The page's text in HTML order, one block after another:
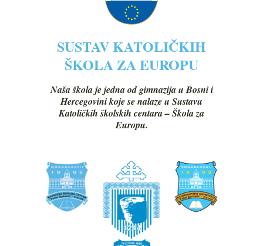
SUSTAV KATOLIČKIH
ŠKOLA ZA EUROPU
Naša škola je jedna od gimnazija u Bosni i
Hercegovini koje se nalaze u Sustavu
Katoličkih školskih centara – Škola za
Europu.